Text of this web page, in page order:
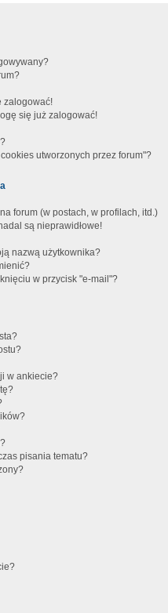
zalogować!
się już zalogować!
utworzonych przez forum"?
forum (w postach, w profilach, itd.)
są nieprawidłowe!
nazwą użytkownika?
w przycisk "e-mail"?
w ankiecie?
pisania tematu?